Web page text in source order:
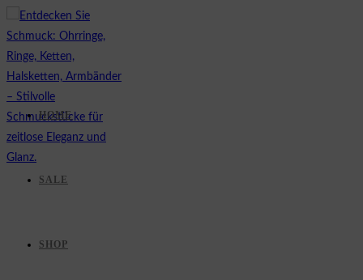
Zum
Inhalt
springen
HOME
SALE
SHOP